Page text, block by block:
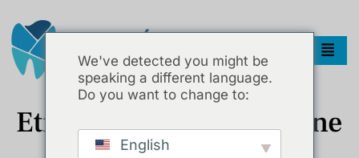
Etiket:Baş Ağrısı Ve Çene
We've detected you might be
speaking a different language.
Do you want to change to:
English